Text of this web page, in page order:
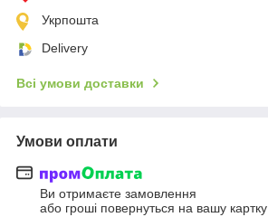
Укрпошта
Delivery
Всі умови доставки
Умови оплати
Ви отримаєте замовлення
або гроші повернуться на вашу картку